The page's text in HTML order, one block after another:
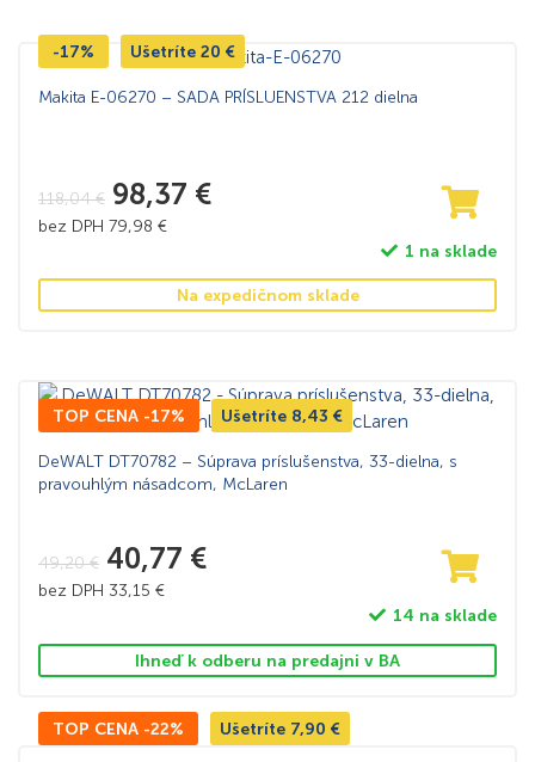
-17% Ušetríte 20 €
Makita E-06270 – SADA PRÍSLUENSTVA 212 dielna
118,04€ 98,37 €
bez DPH 79,98 €
1 na sklade
Na expedičnom sklade
TOP CENA -17% Ušetríte 8,43 €
DeWALT DT70782 – Súprava príslušenstva, 33-dielna, s
pravouhlým násadcom, McLaren
49,20€ 40,77 €
bez DPH 33,15 €
14 na sklade
Ihneď k odberu na predajni v BA
TOP CENA -22% Ušetríte 7,90 €